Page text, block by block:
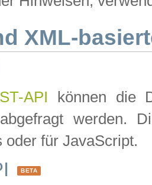
XML-
API können die
werden.
oder für JavaScript.
BETA